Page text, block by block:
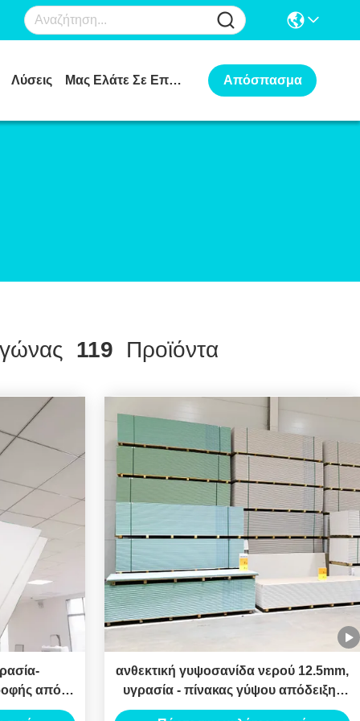
Λύσεις Μας Ελάτε Σε Επαφή Με Απόσπασμα
119 Προϊόντα
από
από
ανθεκτική γυψοσανίδα νερού 12.5mm,
υγρασία - πίνακας γύψου απόδειξης
για το ανώτατο όριο